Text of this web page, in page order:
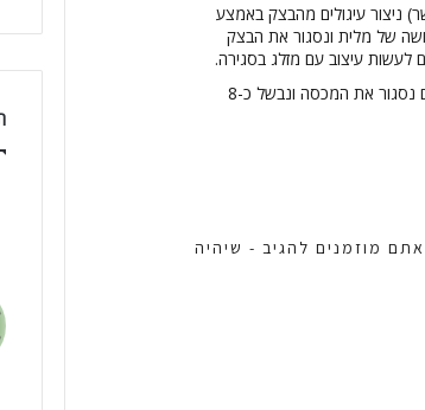
עיגולים מהבצק באמצע
של מלית ונסגור את הבצק
עיצוב עם מזלג בסגירה.
במחבת גדולה נטגן את כל הגיוזות המוכנות כ-3 דק, נוסיף כוס מים נסגור את המכסה ונבשל כ-8
מוזמנים להגיב - שיהיה